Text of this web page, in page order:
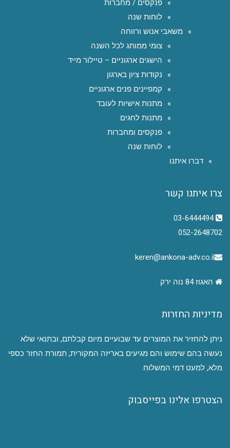
פנקסים / מחברות
לוחות שנה
משאבי אנוש ורווחה
צומי ממותג לכל השנה
הישגים ארגוניים – טיילור מייד
נקודות ציון בארגון
קמפיינים פנים ארגוניים
מתנות אישיות לעובד
מתנות לחגים
פנקסים ומחברות
לוחות שנה
דברו איתנו
צרו איתנו קשר
03-6444494
052-2648702
keren@ankona-adv.co.il
האגוז 84 נוה ירק
מדיניות החזרות
ניתן להחזיר את המוצרים עד שבועיים מיום קבלתם, ובתנאי שלא
נעשה בהם שימוש והם מגיעים באריזה המקורית, תמורת החזר כספי
מלא, למעט דמי המשלוח.
הצטרפו אלינו בפייסבוק